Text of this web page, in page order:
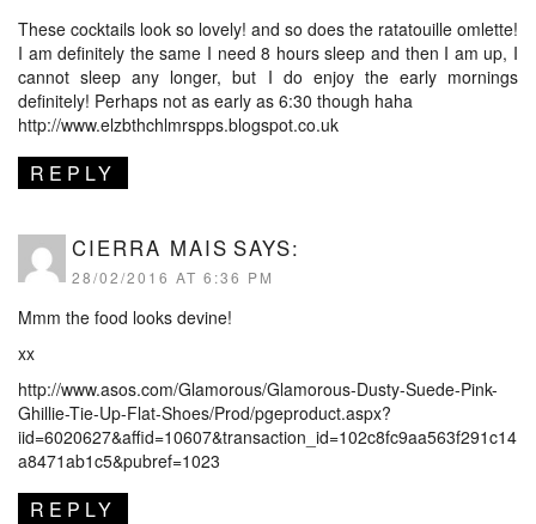
These cocktails look so lovely! and so does the ratatouille omlette!
I am definitely the same I need 8 hours sleep and then I am up, I
cannot sleep any longer, but I do enjoy the early mornings
definitely! Perhaps not as early as 6:30 though haha
http://www.elzbthchlmrspps.blogspot.co.uk
REPLY
CIERRA MAIS SAYS:
28/02/2016 AT 6:36 PM
Mmm the food looks devine!
xx
http://www.asos.com/Glamorous/Glamorous-Dusty-Suede-Pink-
Ghillie-Tie-Up-Flat-Shoes/Prod/pgeproduct.aspx?
iid=6020627&affid=10607&transaction_id=102c8fc9aa563f291c14
a8471ab1c5&pubref=1023
REPLY